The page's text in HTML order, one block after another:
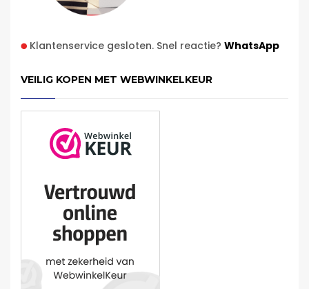
Klantenservice gesloten. Snel reactie? WhatsApp
VEILIG KOPEN MET WEBWINKELKEUR